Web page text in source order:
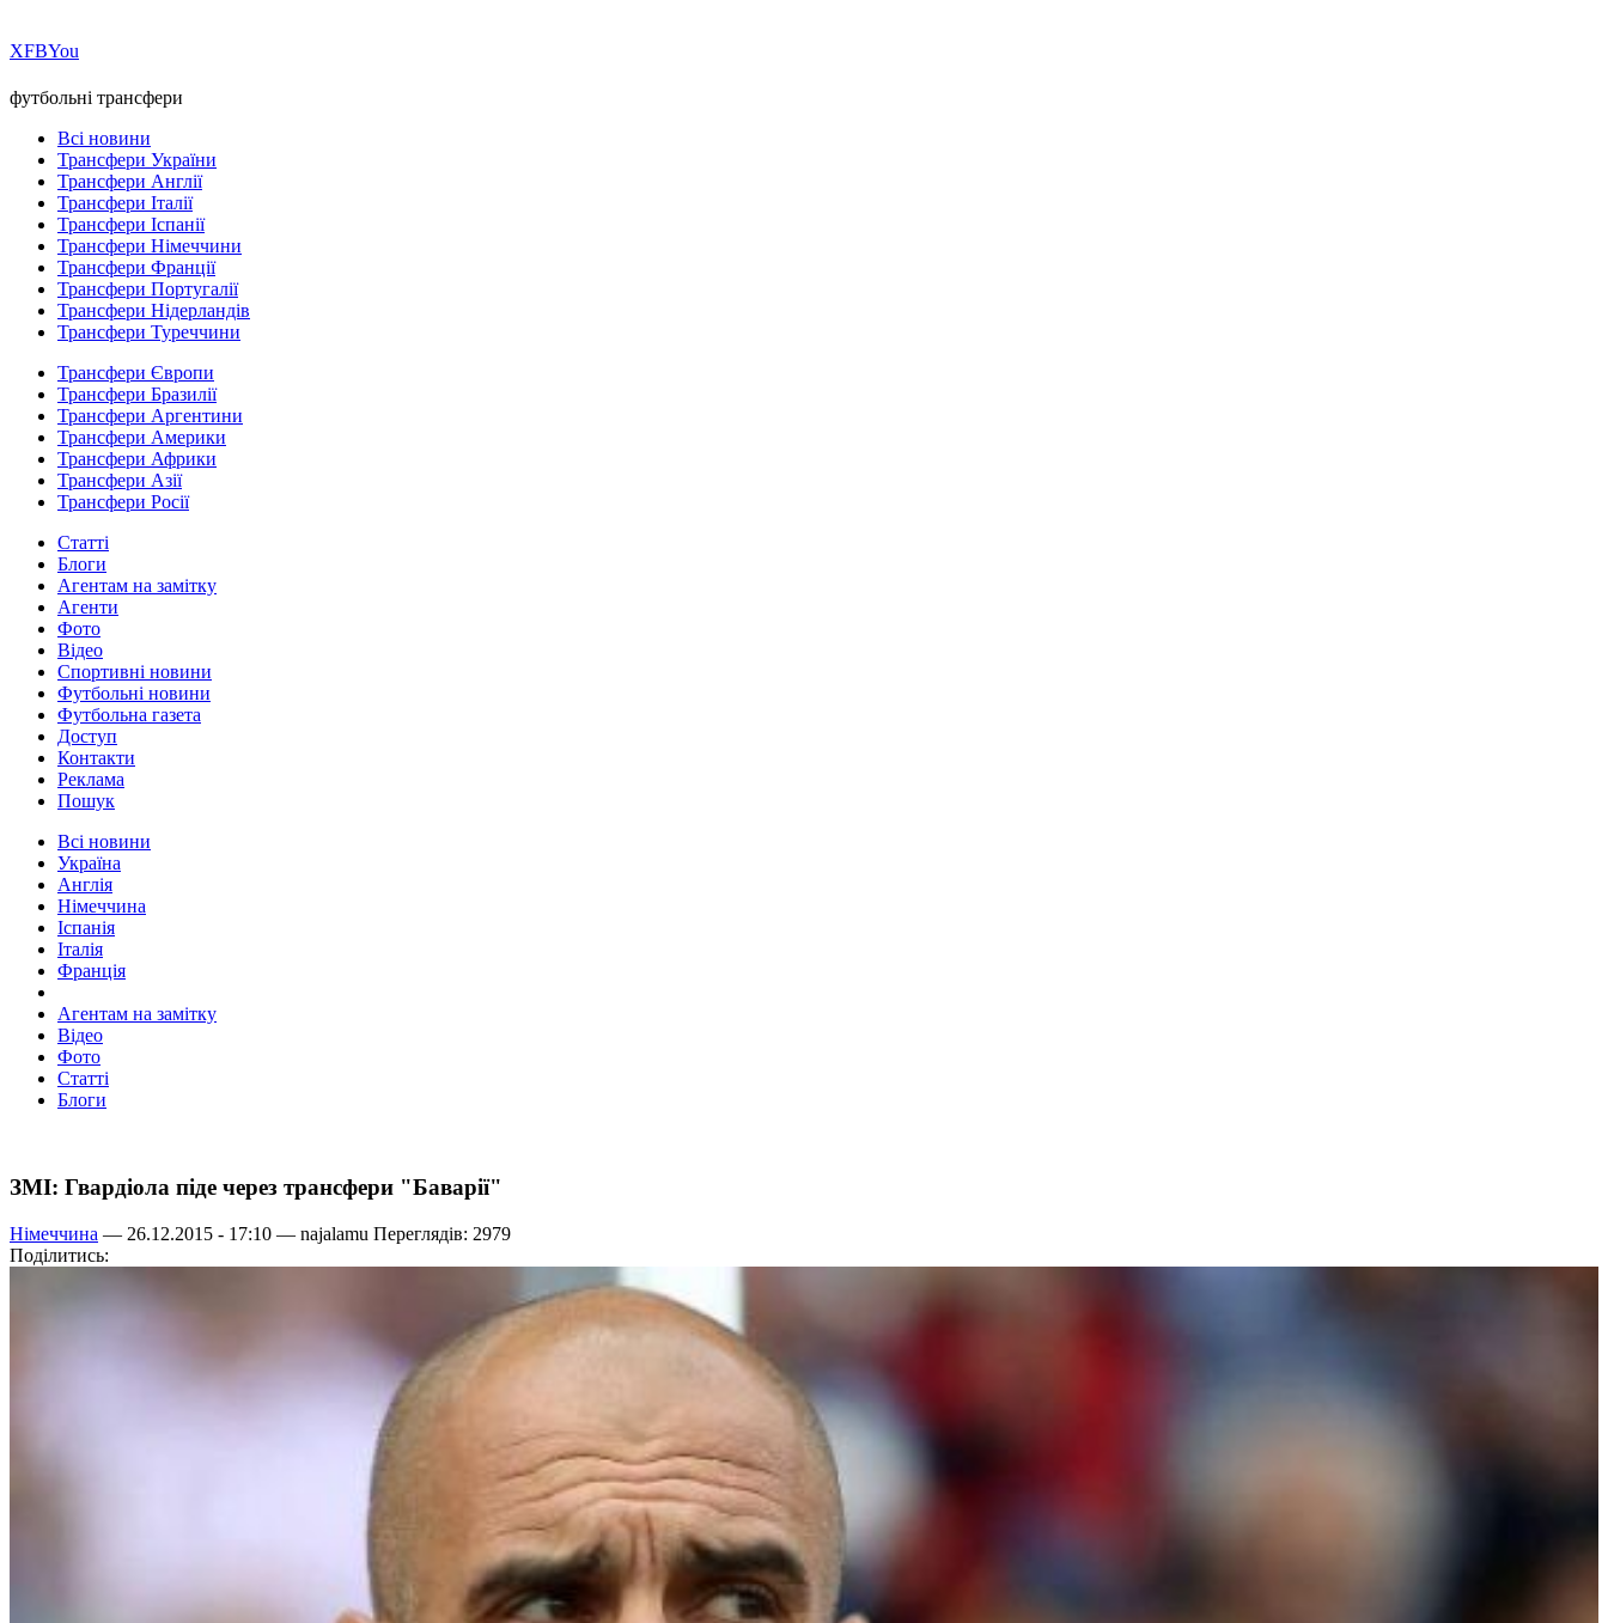
ХFBYou
футбольні трансфери
Всі новини
Трансфери України
Трансфери Англії
Трансфери Італії
Трансфери Іспанії
Трансфери Німеччини
Трансфери Франції
Трансфери Португалії
Трансфери Нідерландів
Трансфери Туреччини
Трансфери Європи
Трансфери Бразилії
Трансфери Аргентини
Трансфери Америки
Трансфери Африки
Трансфери Азії
Трансфери Росії
Статті
Блоги
Агентам на замітку
Агенти
Фото
Відео
Спортивні новини
Футбольні новини
Футбольна газета
Доступ
Контакти
Реклама
Пошук
Всі новини
Україна
Англія
Німеччина
Іспанія
Італія
Франція
Агентам на замітку
Відео
Фото
Статті
Блоги
ЗМІ: Гвардіола піде через трансфери "Баварії"
Німеччина — 26.12.2015 - 17:10 — najalamu Переглядів: 2979
Поділитись: